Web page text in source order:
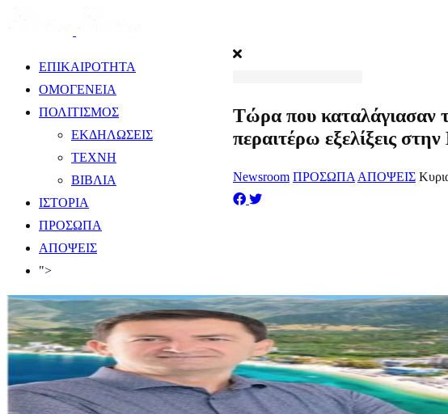
ΕΠΙΚΑΙΡΟΤΗΤΑ
ΟΜΟΓΕΝΕΙΑ
ΠΟΛΙΤΙΣΜΟΣ
ΕΚΔΗΛΩΣΕΙΣ
ΤΕΧΝΗ
ΒΙΒΛΙΑ
ΙΣΤΟΡΙΑ
ΠΡΟΣΩΠΑ
ΑΠΟΨΕΙΣ
">
​Τώρα που καταλάγιασαν
περαιτέρω εξελίξεις
Newsroom ΠΡΟΣΩΠΑ ΑΠΟΨΕΙΣ